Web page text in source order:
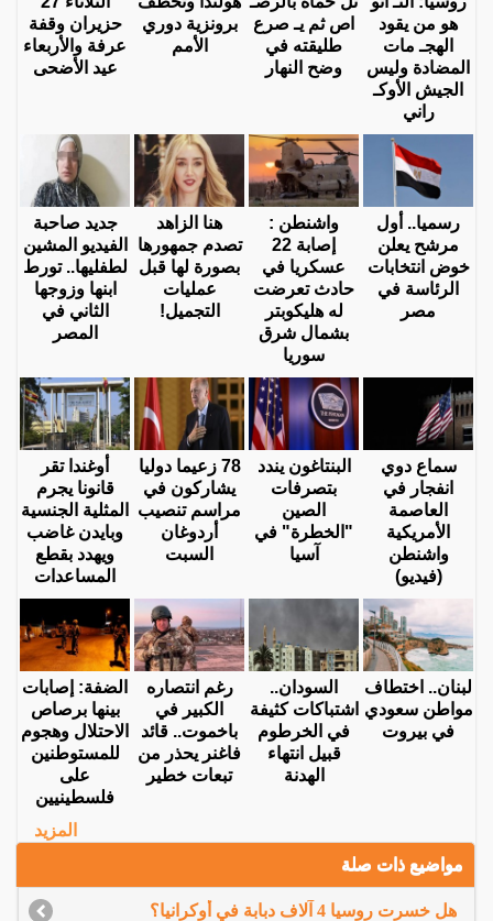
هو من يقود
الهجـ مات
المضادة وليس
الجيش الأوكـ
راني
اص ثم يـ صرع
طليقته في
وضح النهار
برونزية دوري
الأمم
حزيران وقفة
عرفة والأربعاء
عيد الأضحى
رسميا.. أول
مرشح يعلن
خوض انتخابات
الرئاسة في
مصر
واشنطن :
إصابة 22
عسكريا في
حادث تعرضت
له هليكوبتر
بشمال شرق
سوريا
هنا الزاهد
تصدم جمهورها
بصورة لها قبل
عمليات
التجميل!
جديد صاحبة
الفيديو المشين
لطفليها.. تورط
ابنها وزوجها
الثاني في
المصر
سماع دوي
انفجار في
العاصمة
الأمريكية
واشنطن
(فيديو)
البنتاغون يندد
بتصرفات
الصين
"الخطرة" في
آسيا
78 زعيما دوليا
يشاركون في
مراسم تنصيب
أردوغان
السبت
أوغندا تقر
قانونا يجرم
المثلية الجنسية
وبايدن غاضب
ويهدد بقطع
المساعدات
لبنان.. اختطاف
مواطن سعودي
في بيروت
السودان..
اشتباكات كثيفة
في الخرطوم
قبيل انتهاء
الهدنة
رغم انتصاره
الكبير في
باخموت.. قائد
فاغنر يحذر من
تبعات خطير
الضفة: إصابات
بينها برصاص
الاحتلال وهجوم
للمستوطنين
على
فلسطينيين
المزيد
مواضيع ذات صلة
هل خسرت روسيا 4 آلاف دبابة في أوكرانيا؟